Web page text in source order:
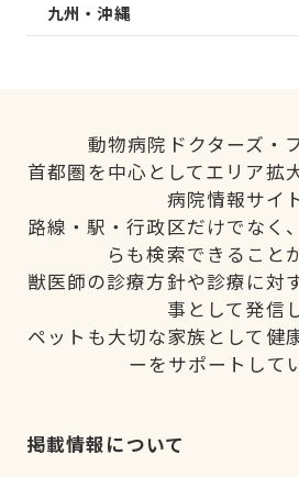
九州・沖縄
動物病院ドクターズ・
首都圏を中心としてエリア拡
病院情報サイ
路線・駅・行政区だけでなく
らも検索できること
獣医師の診療方針や診療に対
事として発信し
ペットも大切な家族として健
ーをサポートして
掲載情報について